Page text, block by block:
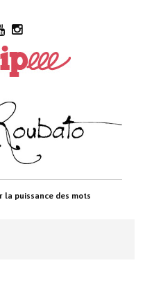
la puissance des mots